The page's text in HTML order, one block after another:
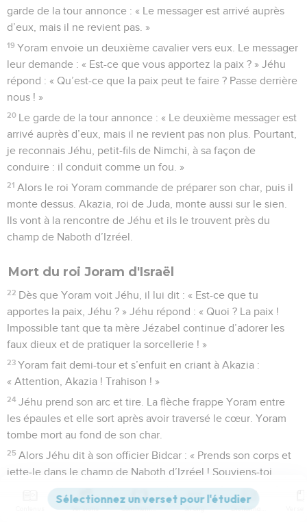
garde de la tour annonce : « Le messager est arrivé auprès
d’eux, mais il ne revient pas. »
19 Yoram envoie un deuxième cavalier vers eux. Le messager
leur demande : « Est-ce que vous apportez la paix ? » Jéhu
répond : « Qu’est-ce que la paix peut te faire ? Passe derrière
nous ! »
20 Le garde de la tour annonce : « Le deuxième messager est
arrivé auprès d’eux, mais il ne revient pas non plus. Pourtant,
je reconnais Jéhu, petit-fils de Nimchi, à sa façon de
conduire : il conduit comme un fou. »
21 Alors le roi Yoram commande de préparer son char, puis il
monte dessus. Akazia, roi de Juda, monte aussi sur le sien.
Ils vont à la rencontre de Jéhu et ils le trouvent près du
champ de Naboth d’Izréel.
Mort du roi Joram d'Israël
22 Dès que Yoram voit Jéhu, il lui dit : « Est-ce que tu
apportes la paix, Jéhu ? » Jéhu répond : « Quoi ? La paix !
Impossible tant que ta mère Jézabel continue d’adorer les
faux dieux et de pratiquer la sorcellerie ! »
23 Yoram fait demi-tour et s’enfuit en criant à Akazia :
« Attention, Akazia ! Trahison ! »
24 Jéhu prend son arc et tire. La flèche frappe Yoram entre
les épaules et elle sort après avoir traversé le cœur. Yoram
tombe mort au fond de son char.
25 Alors Jéhu dit à son officier Bidcar : « Prends son corps et
jette-le dans le champ de Naboth d’Izréel ! Souviens-toi,
quand toi et moi, nous étions à cheval derrière son père
Akab. Le SEIGNEUR a prononcé cette menace contre Akab :
Versions Commentaires Strong